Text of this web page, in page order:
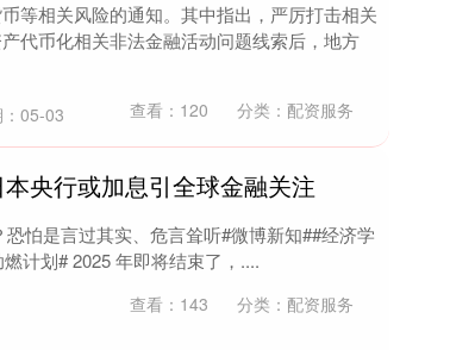
等相关风险的通知。其中指出，严厉打击相关
代币化相关非法金融活动问题线索后，地方
：05-03 查看： 120 分类： 配资服务
央行或加息引全球金融关注
怕是言过其实、危言耸听#微博新知##经济学
计划# 2025 年即将结束了，....
查看： 143 分类： 配资服务